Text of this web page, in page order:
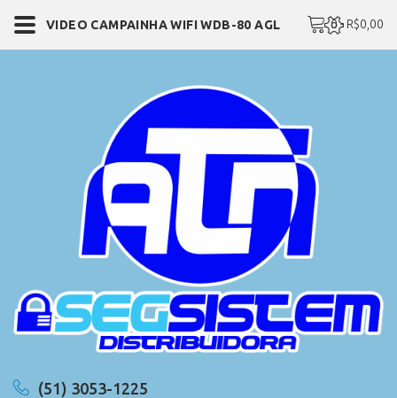
(51) 3053-1225
0 - R$0,00
VIDEO CAMPAINHA WIFI WDB-80 AGL